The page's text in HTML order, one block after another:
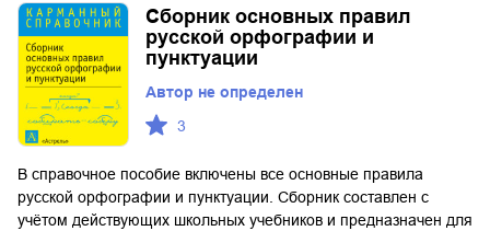
Сборник основных правил
русской орфографии и
пунктуации
Автор не определен
3
В справочное пособие включены все основные правила
русской орфографии и пунктуации. Сборник составлен с
учётом действующих школьных учебников и предназначен для